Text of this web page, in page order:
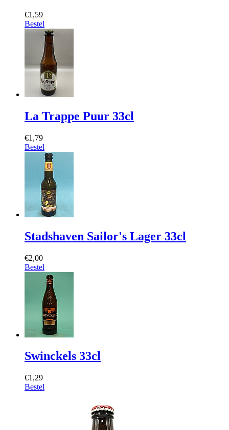
€1,59
Bestel
La Trappe Puur 33cl
€1,79
Bestel
Stadshaven Sailor's Lager 33cl
€2,00
Bestel
Swinckels 33cl
€1,29
Bestel